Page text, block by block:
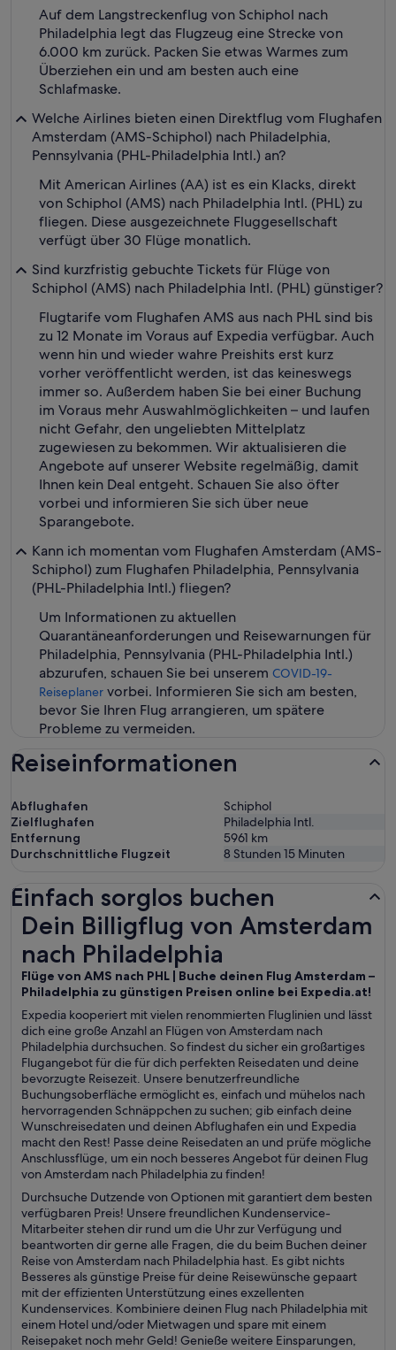
Auf dem Langstreckenflug von Schiphol nach
Philadelphia legt das Flugzeug eine Strecke von
6.000 km zurück. Packen Sie etwas Warmes zum
Überziehen ein und am besten auch eine
Schlafmaske.
Welche Airlines bieten einen Direktflug vom Flughafen
Amsterdam (AMS-Schiphol) nach Philadelphia,
Pennsylvania (PHL-Philadelphia Intl.) an?
Mit American Airlines (AA) ist es ein Klacks, direkt
von Schiphol (AMS) nach Philadelphia Intl. (PHL) zu
fliegen. Diese ausgezeichnete Fluggesellschaft
verfügt über 30 Flüge monatlich.
Sind kurzfristig gebuchte Tickets für Flüge von
Schiphol (AMS) nach Philadelphia Intl. (PHL) günstiger?
Flugtarife vom Flughafen AMS aus nach PHL sind bis
zu 12 Monate im Voraus auf Expedia verfügbar. Auch
wenn hin und wieder wahre Preishits erst kurz
vorher veröffentlicht werden, ist das keineswegs
immer so. Außerdem haben Sie bei einer Buchung
im Voraus mehr Auswahlmöglichkeiten – und laufen
nicht Gefahr, den ungeliebten Mittelplatz
zugewiesen zu bekommen. Wir aktualisieren die
Angebote auf unserer Website regelmäßig, damit
Ihnen kein Deal entgeht. Schauen Sie also öfter
vorbei und informieren Sie sich über neue
Sparangebote.
Kann ich momentan vom Flughafen Amsterdam (AMS-
Schiphol) zum Flughafen Philadelphia, Pennsylvania
(PHL-Philadelphia Intl.) fliegen?
Um Informationen zu aktuellen
Quarantäneanforderungen und Reisewarnungen für
Philadelphia, Pennsylvania (PHL-Philadelphia Intl.)
abzurufen, schauen Sie bei unserem COVID-19-
Reiseplaner vorbei. Informieren Sie sich am besten,
bevor Sie Ihren Flug arrangieren, um spätere
Probleme zu vermeiden.
Reiseinformationen
Abflughafen
Schiphol
Zielflughafen
Philadelphia Intl.
Entfernung
5961 km
Durchschnittliche Flugzeit
8 Stunden 15 Minuten
Einfach sorglos buchen
Dein Billigflug von Amsterdam
nach Philadelphia
Flüge von AMS nach PHL | Buche deinen Flug Amsterdam –
Philadelphia zu günstigen Preisen online bei Expedia.at!
Expedia kooperiert mit vielen renommierten Fluglinien und lässt
dich eine große Anzahl an Flügen von Amsterdam nach
Philadelphia durchsuchen. So findest du sicher ein großartiges
Flugangebot für die für dich perfekten Reisedaten und deine
bevorzugte Reisezeit. Unsere benutzerfreundliche
Buchungsoberfläche ermöglicht es, einfach und mühelos nach
hervorragenden Schnäppchen zu suchen; gib einfach deine
Wunschreisedaten und deinen Abflughafen ein und Expedia
macht den Rest! Passe deine Reisedaten an und prüfe mögliche
Anschlussflüge, um ein noch besseres Angebot für deinen Flug
von Amsterdam nach Philadelphia zu finden!
Durchsuche Dutzende von Optionen mit garantiert dem besten
verfügbaren Preis! Unsere freundlichen Kundenservice-
Mitarbeiter stehen dir rund um die Uhr zur Verfügung und
beantworten dir gerne alle Fragen, die du beim Buchen deiner
Reise von Amsterdam nach Philadelphia hast. Es gibt nichts
Besseres als günstige Preise für deine Reisewünsche gepaart
mit der effizienten Unterstützung eines exzellenten
Kundenservices. Kombiniere deinen Flug nach Philadelphia mit
einem Hotel und/oder Mietwagen und spare mit einem
Reisepaket noch mehr Geld! Genieße weitere Einsparungen,
Dein Billigflug von Amsterdam nach Philadelphia